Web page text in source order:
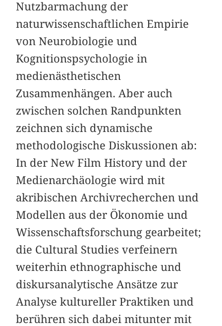
Nutzbarmachung der
naturwissenschaftlichen Empirie
von Neurobiologie und
Kognitionspsychologie in
medienästhetischen
Zusammenhängen. Aber auch
zwischen solchen Randpunkten
zeichnen sich dynamische
methodologische Diskussionen ab:
In der New Film History und der
Medienarchäologie wird mit
akribischen Archivrecherchen und
Modellen aus der Ökonomie und
Wissenschaftsforschung gearbeitet;
die Cultural Studies verfeinern
weiterhin ethnographische und
diskursanalytische Ansätze zur
Analyse kultureller Praktiken und
berühren sich dabei mitunter mit